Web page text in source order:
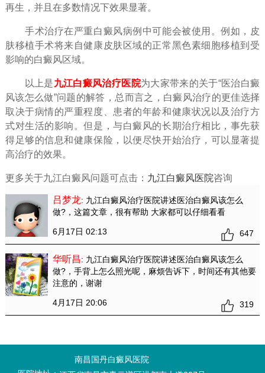
再生，并且在多数情况下效果显著。
手术治疗在严重白癜风病例中可能会被使用。例如，皮
肤移植手术将来自健康皮肤区域的正常黑色素细胞移植到受
影响的白癜风区域。
以上是九江白癜风治疗医院为大家带来的关于“医治白癜
风该怎么做”问题的解答，总而言之，白癜风治疗的更佳选择
取决于病情的严重程度、患者的年龄和健康状况以及治疗方
式对生活的影响。但是，与白癜风的长期治疗相比，事先获
得足够的信息和健康保险，以便尽快开始治疗，可以显著提
高治疗的效果。
更多关于九江白癜风问题可点击： 九江白癜风医院咨询
吕梦龙: 九江白癜风治疗医院讲述医治白癜风该怎么
做? ，这篇文章，很有帮助 大家都可以仔细看看
6月17日 02:13 647
华听昌: 九江白癜风治疗医院讲述医治白癜风该怎么
做? ，手背上怎么照光呢，麻烦告诉下，时间还有其他要
注意的，谢谢
4月17日 20:06 319
南昌国丹白癜风医院